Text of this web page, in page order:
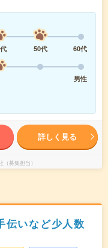
50代
60代
男性
詳しく見る
募集担当）
伝いなど少人数